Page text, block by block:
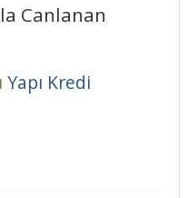
Canlanan
Yapı Kredi